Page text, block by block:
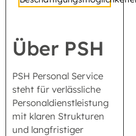
Über PSH
PSH Personal Service
steht für verlässliche
Personaldienstleistung
mit klaren Strukturen
und langfristiger